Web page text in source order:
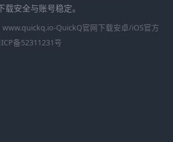
安全与账号稳定。
QuickQ官网下载安卓/iOS官方
备52311231号